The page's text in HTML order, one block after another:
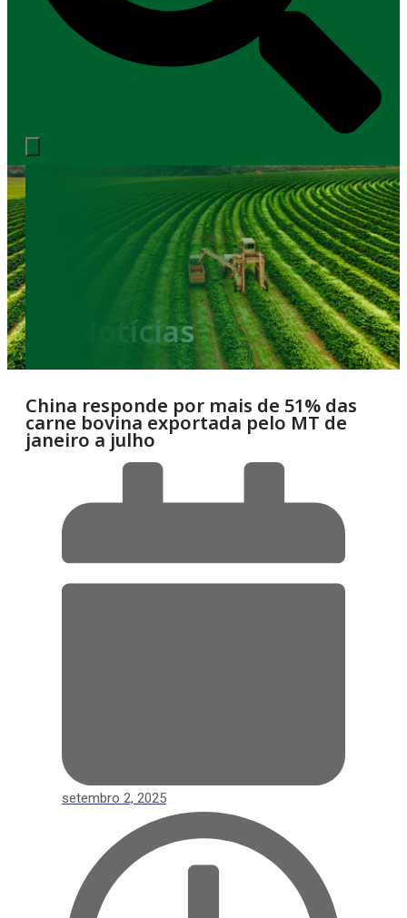
Notícias
China responde por mais de 51% das
carne bovina exportada pelo MT de
janeiro a julho
setembro 2, 2025